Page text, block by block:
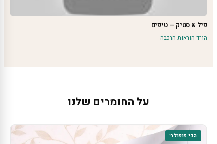
פיל & סטיק — טיפים
הורד הוראות הרכבה
על החומרים שלנו
הכי פופולרי